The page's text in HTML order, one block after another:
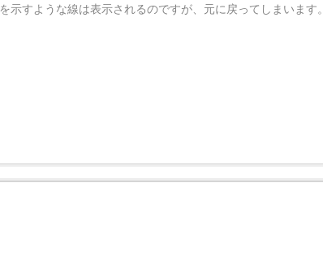
示すような線は表示されるのですが、元に戻ってしまいます。